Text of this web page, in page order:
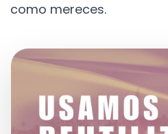
como mereces.